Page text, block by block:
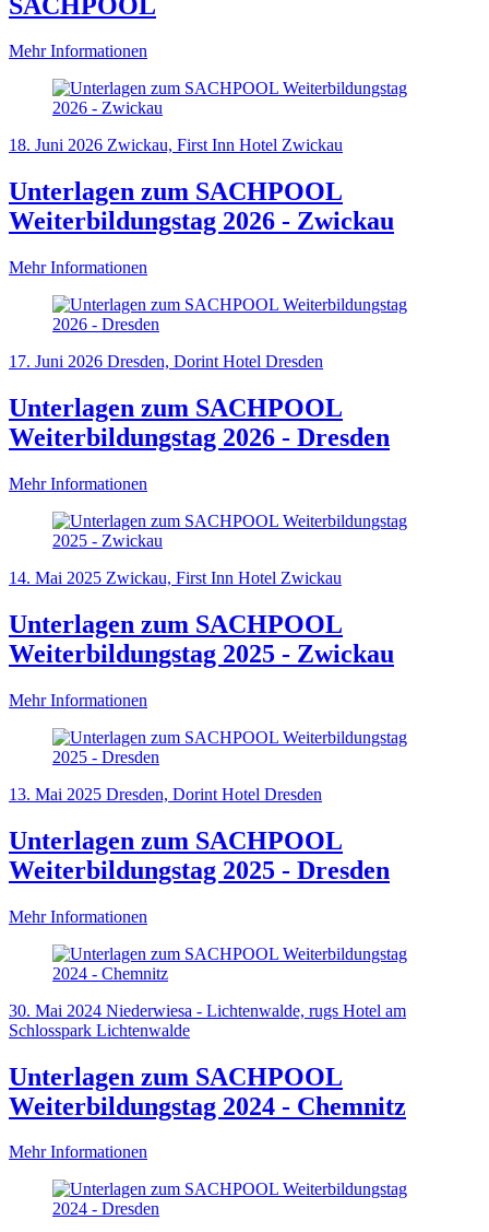
Mehr Informationen
18. Juni 2026 Zwickau, First Inn Hotel Zwickau
Unterlagen zum SACHPOOL
Weiterbildungstag 2026 - Zwickau
Mehr Informationen
17. Juni 2026 Dresden, Dorint Hotel Dresden
Unterlagen zum SACHPOOL
Weiterbildungstag 2026 - Dresden
Mehr Informationen
14. Mai 2025 Zwickau, First Inn Hotel Zwickau
Unterlagen zum SACHPOOL
Weiterbildungstag 2025 - Zwickau
Mehr Informationen
13. Mai 2025 Dresden, Dorint Hotel Dresden
Unterlagen zum SACHPOOL
Weiterbildungstag 2025 - Dresden
Mehr Informationen
30. Mai 2024 Niederwiesa - Lichtenwalde, rugs Hotel am
Schlosspark Lichtenwalde
Unterlagen zum SACHPOOL
Weiterbildungstag 2024 - Chemnitz
Mehr Informationen